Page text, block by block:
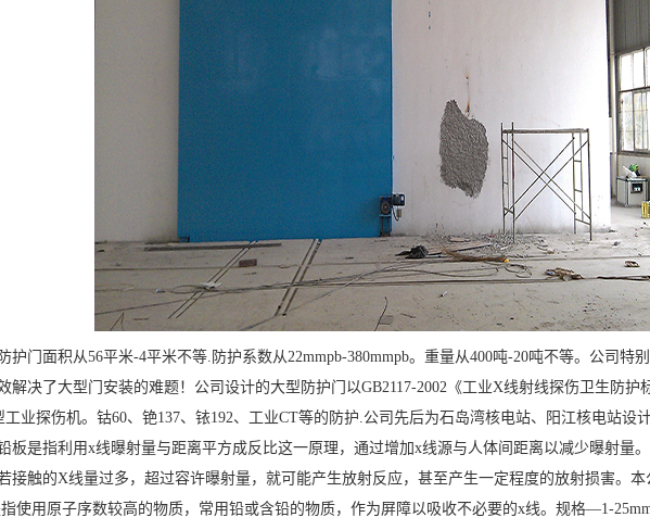
护门面积从56平米-4平米不等.防护系数从22mmpb-380mmpb。重量从400吨-20吨不等。公司特
解决了大型门安装的难题！公司设计的大型防护门以GB2117-2002《工业X线射线探伤卫生防护
工业探伤机。钴60、铯137、铱192、工业CT等的防护.公司先后为石岛湾核电站、阳江核电站设
板是指利用x线曝射量与距离平方成反比这一原理，通过增加x线源与人体间距离以减少曝射量
接触的X线量过多，超过容许曝射量，就可能产生放射反应，甚至产生一定程度的放射损害。本
使用原子序数较高的物质，常用铅或含铅的物质，作为屏障以吸收不必要的x线。规格—1-